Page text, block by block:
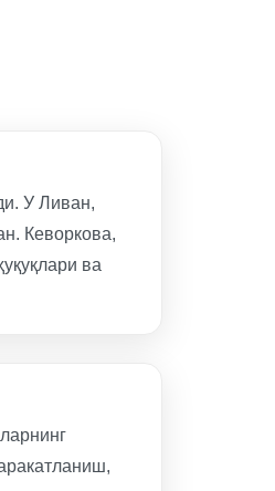
У Ливан,
Кеворкова,
ва